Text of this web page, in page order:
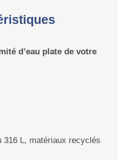
d’eau plate de votre
316 L, matériaux recyclés